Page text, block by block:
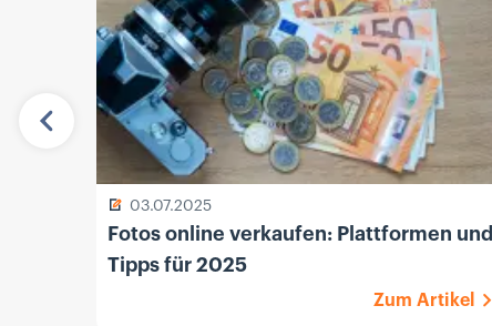
Vorherige
03.07.2025
Fotos online verkaufen: Plattformen und
Tipps für 2025
Zum Artikel